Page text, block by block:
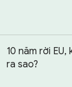
10 năm rời
ra sao?